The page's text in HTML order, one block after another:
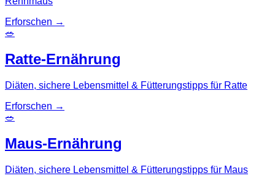
Erforschen →
🥗
Ratte-Ernährung
Diäten, sichere Lebensmittel & Fütterungstipps für Ratte
Erforschen →
🥗
Maus-Ernährung
Diäten, sichere Lebensmittel & Fütterungstipps für Maus